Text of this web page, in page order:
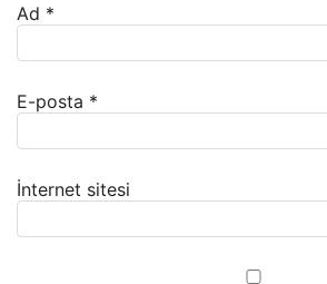
Ad *
E-posta *
İnternet sitesi